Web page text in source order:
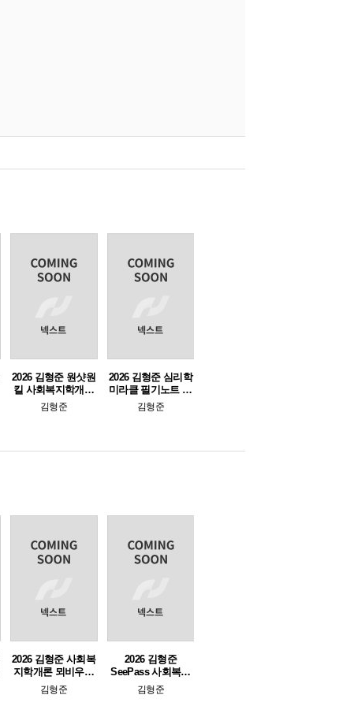
2026 김형준 원샷원
킬 사회복지학개론
봉투모의고사(12회
분)
김형준
2026 김형준 심리학
미라클 필기노트 (e-
교재 전용)
김형준
2026 김형준 사회복
지학개론 뫼비우스
기출문제집
김형준
2026 김형준
SeePass 사회복지
학개론
김형준